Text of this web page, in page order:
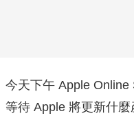
今天下午 Apple
等待 Apple 將更新什